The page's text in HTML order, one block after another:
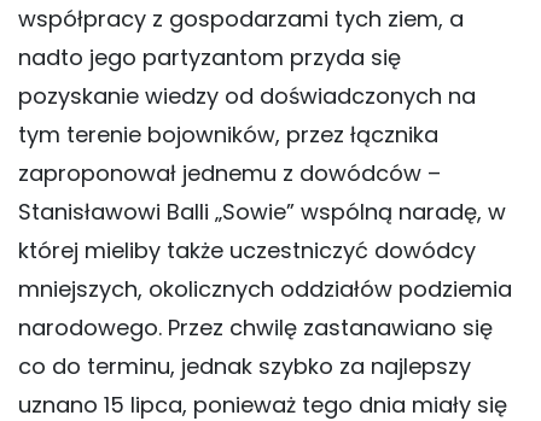
współpracy z gospodarzami tych ziem, a
nadto jego partyzantom przyda się
pozyskanie wiedzy od doświadczonych na
tym terenie bojowników, przez łącznika
zaproponował jednemu z dowódców –
Stanisławowi Balli „Sowie” wspólną naradę, w
której mieliby także uczestniczyć dowódcy
mniejszych, okolicznych oddziałów podziemia
narodowego. Przez chwilę zastanawiano się
co do terminu, jednak szybko za najlepszy
uznano 15 lipca, ponieważ tego dnia miały się